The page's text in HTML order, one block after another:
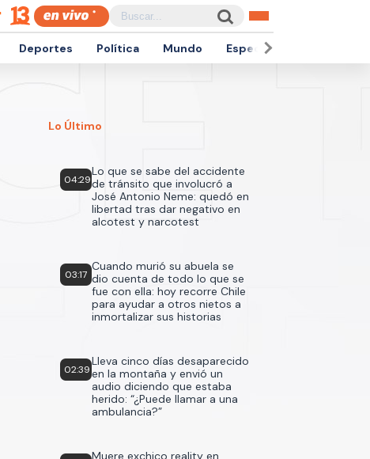
Deportes Política Mundo Espectáculos
Lo Último
04:29
Lo que se sabe del accidente
de tránsito que involucró a
José Antonio Neme: quedó en
libertad tras dar negativo en
alcotest y narcotest
03:17
Cuando murió su abuela se
dio cuenta de todo lo que se
fue con ella: hoy recorre Chile
para ayudar a otros nietos a
inmortalizar sus historias
02:39
Lleva cinco días desaparecido
en la montaña y envió un
audio diciendo que estaba
herido: “¿Puede llamar a una
ambulancia?”
Muere exchico reality en